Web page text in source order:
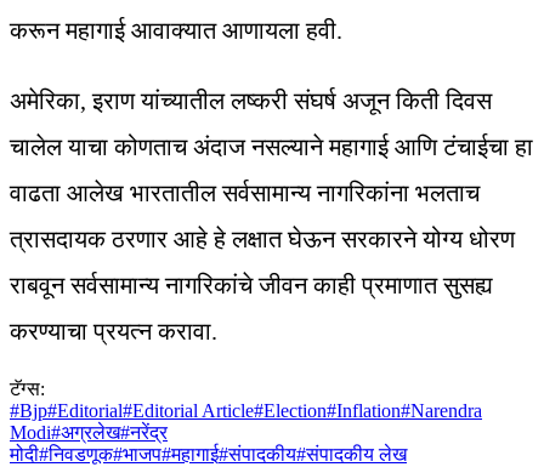
करून महागाई आवाक्यात आणायला हवी.
अमेरिका, इराण यांच्यातील लष्करी संघर्ष अजून किती दिवस
चालेल याचा कोणताच अंदाज नसल्याने महागाई आणि टंचाईचा हा
वाढता आलेख भारतातील सर्वसामान्य नागरिकांना भलताच
त्रासदायक ठरणार आहे हे लक्षात घेऊन सरकारने योग्य धोरण
राबवून सर्वसामान्य नागरिकांचे जीवन काही प्रमाणात सुसह्य
करण्याचा प्रयत्न करावा.
टॅग्स:
#Bjp#Editorial#Editorial Article#Election#Inflation#Narendra
Modi#अग्रलेख#नरेंद्र
मोदी#निवडणूक#भाजप#महागाई#संपादकीय#संपादकीय लेख